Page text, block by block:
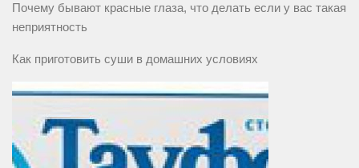
Почему бывают красные глаза, что делать если у вас такая
неприятность
Как приготовить суши в домашних условиях